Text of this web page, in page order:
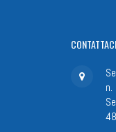
CONTATTACI